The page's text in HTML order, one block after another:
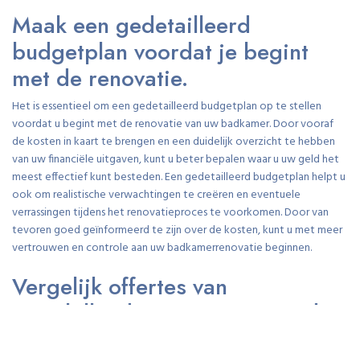
Maak een gedetailleerd
budgetplan voordat je begint
met de renovatie.
Het is essentieel om een gedetailleerd budgetplan op te stellen
voordat u begint met de renovatie van uw badkamer. Door vooraf
de kosten in kaart te brengen en een duidelijk overzicht te hebben
van uw financiële uitgaven, kunt u beter bepalen waar u uw geld het
meest effectief kunt besteden. Een gedetailleerd budgetplan helpt u
ook om realistische verwachtingen te creëren en eventuele
verrassingen tijdens het renovatieproces te voorkomen. Door van
tevoren goed geïnformeerd te zijn over de kosten, kunt u met meer
vertrouwen en controle aan uw badkamerrenovatie beginnen.
Vergelijk offertes van
verschillende aannemers om de